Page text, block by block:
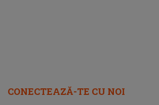
CONECTEAZĂ-TE CU NOI